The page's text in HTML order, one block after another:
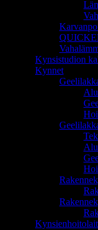
Kynsistudion
Kynnet